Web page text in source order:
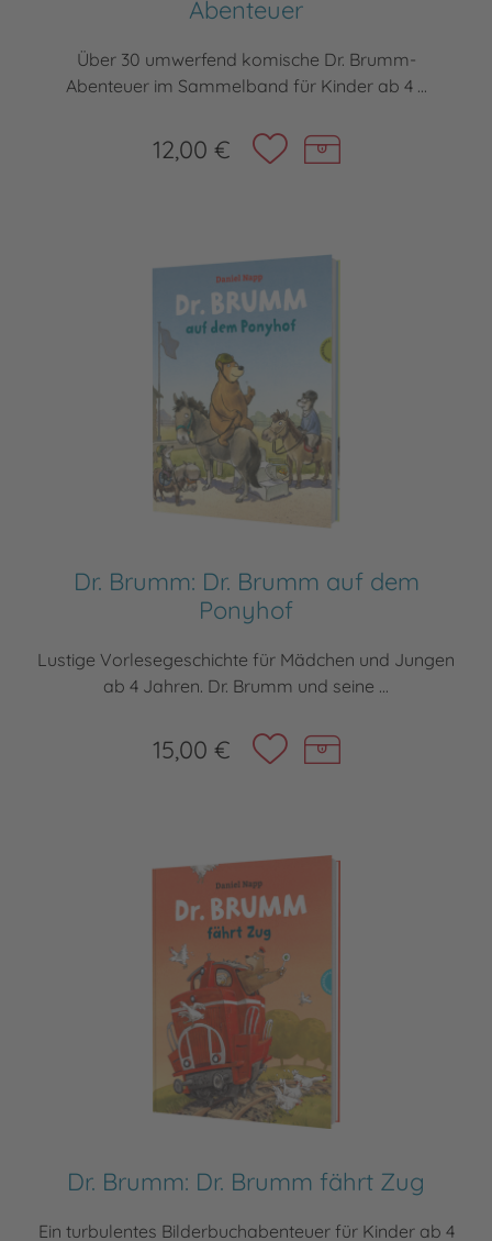
Abenteuer
Über 30 umwerfend komische Dr. Brumm-
Abenteuer im Sammelband für Kinder ab 4 ...
12,00 €
Dr. Brumm: Dr. Brumm auf dem
Ponyhof
Lustige Vorlesegeschichte für Mädchen und Jungen
ab 4 Jahren. Dr. Brumm und seine ...
15,00 €
Dr. Brumm: Dr. Brumm fährt Zug
Ein turbulentes Bilderbuchabenteuer für Kinder ab 4